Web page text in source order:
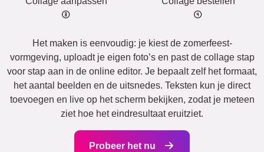
Het maken is eenvoudig: je kiest de zomerfeest-
vormgeving, uploadt je eigen foto’s en past de collage stap
voor stap aan in de online editor. Je bepaalt zelf het formaat,
het aantal beelden en de uitsnedes. Teksten kun je direct
toevoegen en live op het scherm bekijken, zodat je meteen
ziet hoe het eindresultaat eruitziet.
Probeer het nu